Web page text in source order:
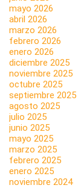
mayo 2026
abril 2026
marzo 2026
febrero 2026
enero 2026
diciembre 2025
noviembre 2025
octubre 2025
septiembre 2025
agosto 2025
julio 2025
junio 2025
mayo 2025
marzo 2025
febrero 2025
enero 2025
noviembre 2024